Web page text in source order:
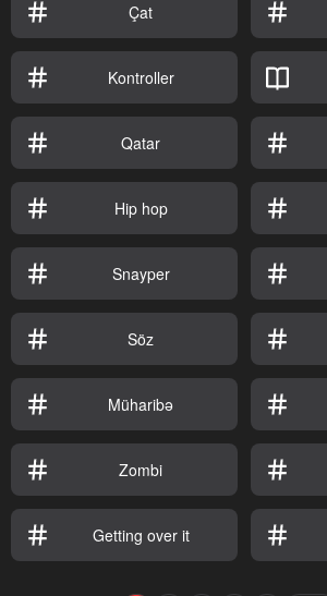
Çat
Kontroller
Qatar
Hip hop
Snayper
Söz
Müharibə
Zombi
Getting over it